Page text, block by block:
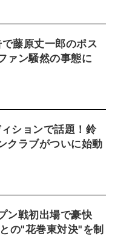
藤原丈一郎のポス
ン騒然の事態に
ションで話題！鈴
クラブがついに始動
ン戦初出場で豪快
の"花巻東対決"を制